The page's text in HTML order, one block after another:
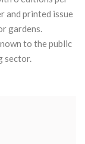
and printed issue
gardens.
to the public
sector.